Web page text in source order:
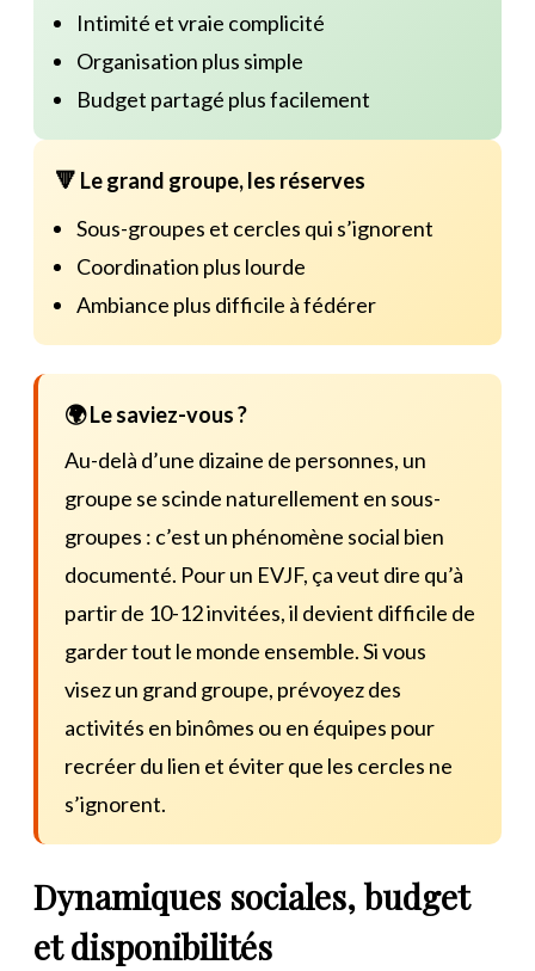
Intimité et vraie complicité
Organisation plus simple
Budget partagé plus facilement
🔻 Le grand groupe, les réserves
Sous-groupes et cercles qui s’ignorent
Coordination plus lourde
Ambiance plus difficile à fédérer
🌍 Le saviez-vous ?
Au-delà d’une dizaine de personnes, un
groupe se scinde naturellement en sous-
groupes : c’est un phénomène social bien
documenté. Pour un EVJF, ça veut dire qu’à
partir de 10-12 invitées, il devient difficile de
garder tout le monde ensemble. Si vous
visez un grand groupe, prévoyez des
activités en binômes ou en équipes pour
recréer du lien et éviter que les cercles ne
s’ignorent.
Dynamiques sociales, budget
et disponibilités